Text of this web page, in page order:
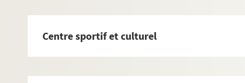
Centre sportif et culturel